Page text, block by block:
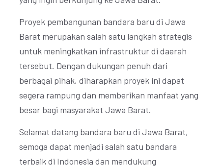
Proyek pembangunan bandara baru di Jawa
Barat merupakan salah satu langkah strategis
untuk meningkatkan infrastruktur di daerah
tersebut. Dengan dukungan penuh dari
berbagai pihak, diharapkan proyek ini dapat
segera rampung dan memberikan manfaat yang
besar bagi masyarakat Jawa Barat.
Selamat datang bandara baru di Jawa Barat,
semoga dapat menjadi salah satu bandara
terbaik di Indonesia dan mendukung